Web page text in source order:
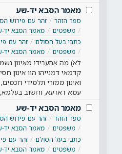
מאמר הסבא יד-שע
ספר הזהר זהר עם פירוש
משפטים
מאמר הסבא
כתבי בעל הסולם
זהר עם
משפטים
מאמר הסבא
לא) מה אתעבידו מאינון
קדמאי דמנייהו הוו אינון
ואינון ממזרי תלמידי
עמא דארעא, וחשוב
מאמר הסבא יד-שע
ספר הזהר זהר עם פירוש
משפטים
מאמר הסבא
כתבי בעל הסולם
זהר עם
משפטים
מאמר הסבא